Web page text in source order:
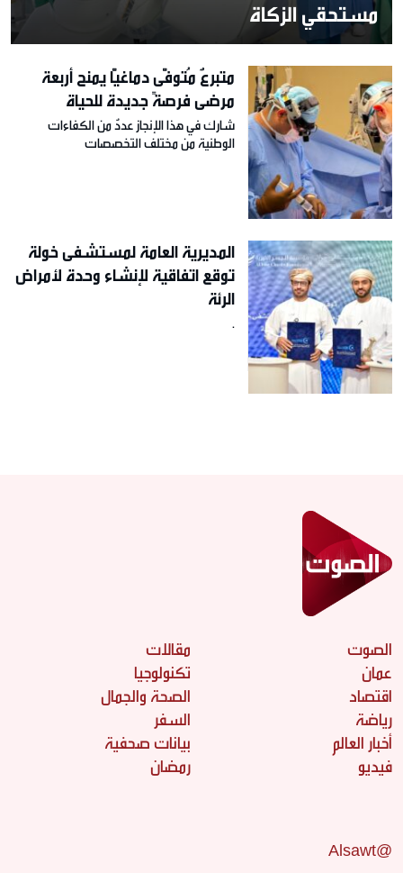
مستحقي الزكاة
متبرعٌ مُتوفًّى دماغيًّا يمنح أربعة
مرضى فرصةً جديدة للحياة
شارك في هذا الإنجاز عددٌ من الكفاءات
الوطنية من مختلف التخصصات
المديرية العامة لمستشفى خولة
توقع اتفاقية لإنشاء وحدة لأمراض
الرئة
.
الصوت
عمان
اقتصاد
رياضة
أخبار العالم
فيديو
مقالات
تكنولوجيا
الصحة والجمال
السفر
بيانات صحفية
رمضان
@Alsawt